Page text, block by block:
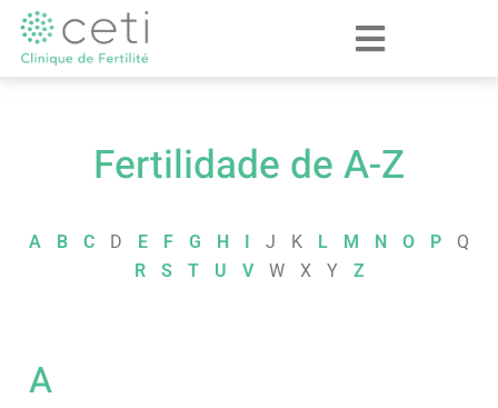
Fertilidade de A-Z
A B C D E F G H I J K L M N O P
Q
R
S T U V W X Y Z
A